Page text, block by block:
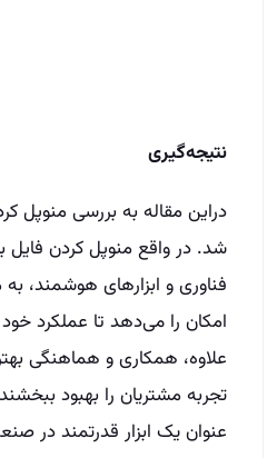
تجربه مشتریان را بهبود
عنوان یک ابزار قدرتمند در
قرار گیرد و به مشاوران و
رقابتی بیشتر و عملکرد بهتری را
آکادمی املاک ابراهیمی
مشاوران و مدیران املاک است.
سوال داری شمارتو